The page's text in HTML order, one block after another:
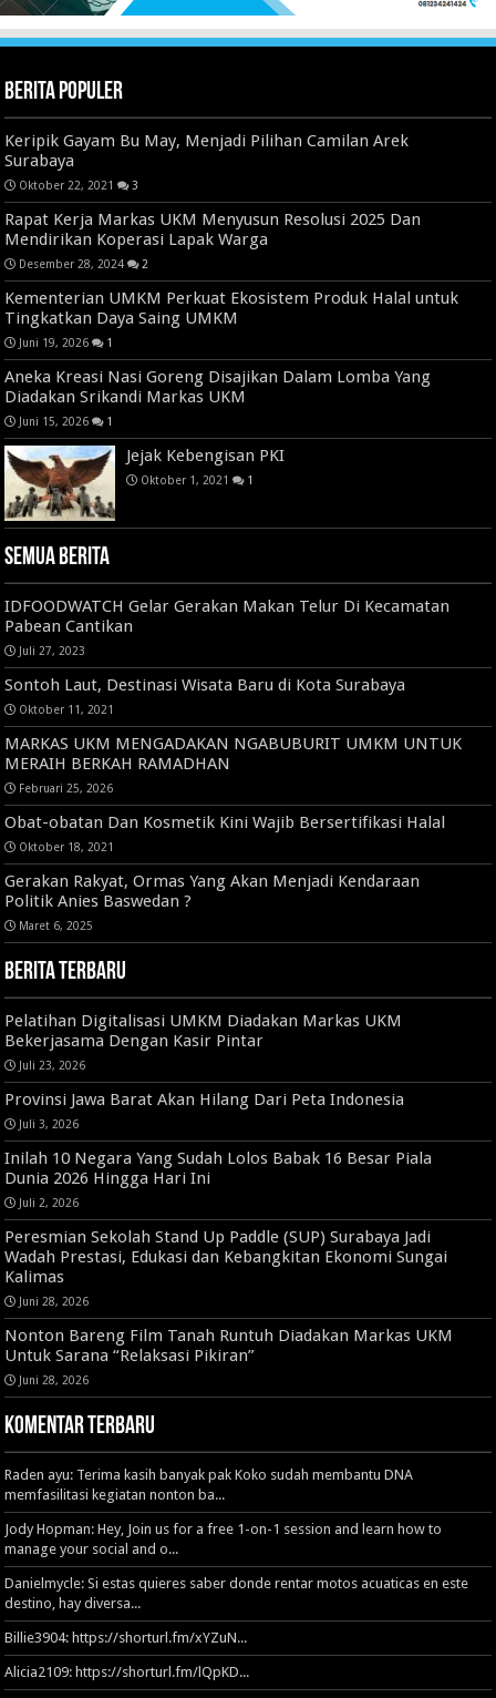
Berita Populer
Keripik Gayam Bu May, Menjadi Pilihan Camilan Arek
Surabaya
Oktober 22, 2021 3
Rapat Kerja Markas UKM Menyusun Resolusi 2025 Dan
Mendirikan Koperasi Lapak Warga
Desember 28, 2024 2
Kementerian UMKM Perkuat Ekosistem Produk Halal untuk
Tingkatkan Daya Saing UMKM
Juni 19, 2026 1
Aneka Kreasi Nasi Goreng Disajikan Dalam Lomba Yang
Diadakan Srikandi Markas UKM
Juni 15, 2026 1
Jejak Kebengisan PKI
Oktober 1, 2021 1
Semua Berita
IDFOODWATCH Gelar Gerakan Makan Telur Di Kecamatan
Pabean Cantikan
Juli 27, 2023
Sontoh Laut, Destinasi Wisata Baru di Kota Surabaya
Oktober 11, 2021
MARKAS UKM MENGADAKAN NGABUBURIT UMKM UNTUK
MERAIH BERKAH RAMADHAN
Februari 25, 2026
Obat-obatan Dan Kosmetik Kini Wajib Bersertifikasi Halal
Oktober 18, 2021
Gerakan Rakyat, Ormas Yang Akan Menjadi Kendaraan
Politik Anies Baswedan ?
Maret 6, 2025
Berita Terbaru
Pelatihan Digitalisasi UMKM Diadakan Markas UKM
Bekerjasama Dengan Kasir Pintar
Juli 23, 2026
Provinsi Jawa Barat Akan Hilang Dari Peta Indonesia
Juli 3, 2026
Inilah 10 Negara Yang Sudah Lolos Babak 16 Besar Piala
Dunia 2026 Hingga Hari Ini
Juli 2, 2026
Peresmian Sekolah Stand Up Paddle (SUP) Surabaya Jadi
Wadah Prestasi, Edukasi dan Kebangkitan Ekonomi Sungai
Kalimas
Juni 28, 2026
Nonton Bareng Film Tanah Runtuh Diadakan Markas UKM
Untuk Sarana “Relaksasi Pikiran”
Juni 28, 2026
Komentar Terbaru
Raden ayu: Terima kasih banyak pak Koko sudah membantu DNA
memfasilitasi kegiatan nonton ba...
Jody Hopman: Hey, Join us for a free 1-on-1 session and learn how to
manage your social and o...
Danielmycle: Si estas quieres saber donde rentar motos acuaticas en este
destino, hay diversa...
Billie3904: https://shorturl.fm/xYZuN...
Alicia2109: https://shorturl.fm/lQpKD...